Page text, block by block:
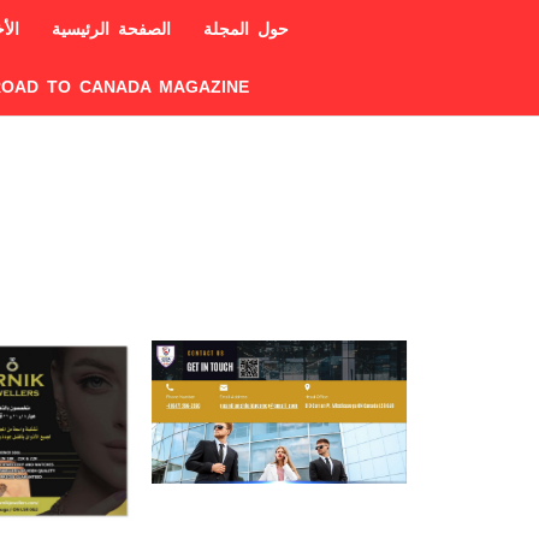
حول المجلة الصفحة الرئيسية
TO CANADA MAGAZINE